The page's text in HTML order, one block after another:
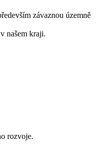
závaznou územně
našem kraji.
rozvoje.